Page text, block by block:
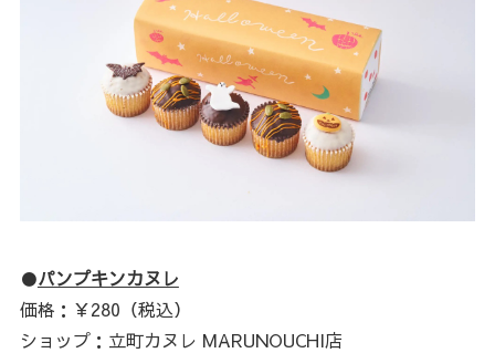
●パンプキンカヌレ
価格：￥280（税込）
ショップ：立町カヌレ MARUNOUCHI店